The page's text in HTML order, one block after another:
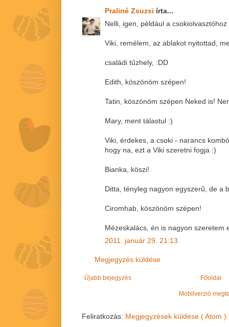
Praliné Zsuzsi írta...
Nelli, igen, például a
Viki, remélem, az ablakot nyitottad,
családi tűzhely, :DD
Edith, köszönöm szépen!
Tatin, köszönöm szépen Neked is!
Mary, ment tálastul :)
Viki, érdekes, a csoki - narancs
hogy na, ezt a Viki szeretni fogja :)
Bianka, köszi!
Ditta, tényleg nagyon egyszerű, de a
Ciromhab, köszönöm szépen!
Mézeskalács, én is nagyon szeretem
2011. január 29. 21:13
Megjegyzés küldése
Újabb bejegyzés Főoldal
Mobilverzió
Feliratkozás: Megjegyzések küldése ( Atom )